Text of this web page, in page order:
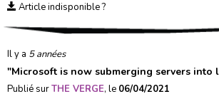
Article indisponible ?
Il y a 5 années
"Microsoft is now submerging servers into
Publié surTHE VERGE, le 06/04/2021